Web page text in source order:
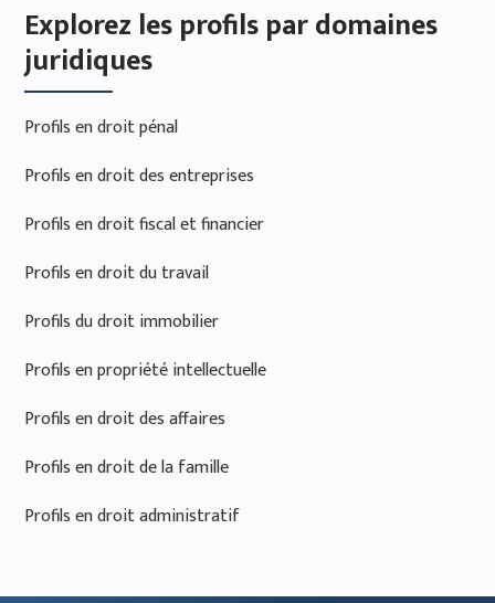
Explorez les profils par domaines
juridiques
Profils en droit pénal
Profils en droit des entreprises
Profils en droit fiscal et financier
Profils en droit du travail
Profils du droit immobilier
Profils en propriété intellectuelle
Profils en droit des affaires
Profils en droit de la famille
Profils en droit administratif